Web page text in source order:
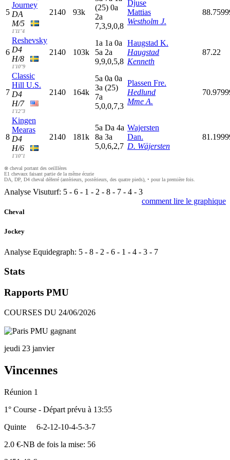
5
Journey
DA
M/5
1'11"4
2140 93k
(25) 0a
2a
7,3,9,0,8
Djuse
Mattias
Westholm J.
6
Reshevsky
D4
H/8
1'10"9
2140 103k
1a 1a 0a
5a 2a
9,9,0,5,8
Haugstad K.
Haugstad
Kenneth
87.22
7
Classic
Hill U.S.
D4
H/7
1'12"3
2140 164k
5a 0a 0a
3a (25)
7a
5,0,0,7,3
Plassen Fre.
Hedlund
Mme A.
8
Kingen
Mearas
D4
H/6
1'10"1
2140 181k
5a Da 4a
8a 3a
5,0,6,2,7
Wajersten
Dan.
D. Wäjersten
⊗ cheval portant des oeilllères
E1 chevaux faisant partie de la même écurie
DA, DP, D4 cheval déferré (antérieurs, postérieurs, des quatre pieds), • pour la première fois.
Analyse Visuturf: 5 - 6 - 1 - 2 - 8 - 7 - 4 - 3
comment lire le graphique
Cheval
Jockey
Analyse Equidegraph: 5 - 8 - 2 - 6 - 1 - 4 - 3 - 7
Stats
Rapports PMU
COURSES DU 24/06/2026
jeudi 23 janvier
Vincennes
Réunion 1
1° Course - Départ prévu à 13:55
Quinte
6-2-12-10-4-5-3-7
2.0 €-NB de fois la mise: 56